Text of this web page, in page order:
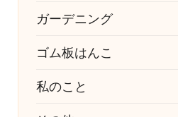
ガーデニング
ゴム板はんこ
私のこと